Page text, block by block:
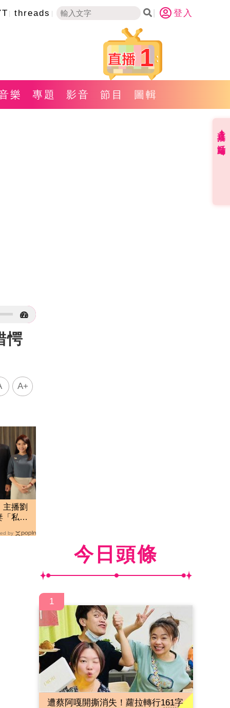
threads 登入
1
樂 專題 影音 節目 圖輯
愕
A+
主播劉
私下
by
今日頭條
1
遭蔡阿嘎開撕消失！蘿拉轉行161字
直播✦活動